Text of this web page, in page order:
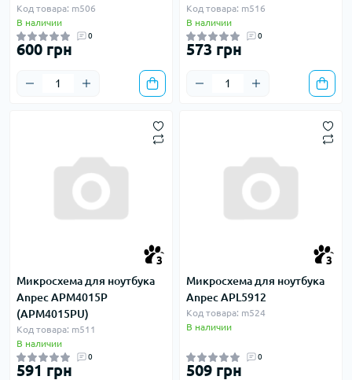
Код товара: m506
В наличии
0
600 грн
Код товара: m516
В наличии
0
573 грн
3
Микросхема для ноутбука
Anpec APM4015P
(APM4015PU)
Код товара: m511
В наличии
0
591 грн
3
Микросхема для ноутбука
Anpec APL5912
Код товара: m524
В наличии
0
509 грн